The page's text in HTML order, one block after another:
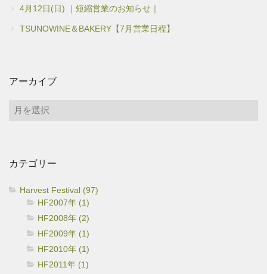
4月12日(日) ｜短縮営業のお知らせ｜
TSUNOWINE＆BAKERY【7月営業日程】
アーカイブ
ア
ブ
カテゴリー
Harvest Festival (97)
HF2007年 (1)
HF2008年 (2)
HF2009年 (1)
HF2010年 (1)
HF2011年 (1)